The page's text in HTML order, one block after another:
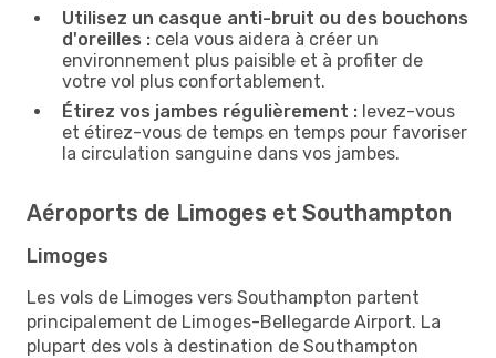
Utilisez un casque anti-bruit ou des bouchons
d'oreilles : cela vous aidera à créer un
environnement plus paisible et à profiter de
votre vol plus confortablement.
Étirez vos jambes régulièrement : levez-vous
et étirez-vous de temps en temps pour favoriser
la circulation sanguine dans vos jambes.
Aéroports de Limoges et Southampton
Limoges
Les vols de Limoges vers Southampton partent
principalement de Limoges-Bellegarde Airport. La
plupart des vols à destination de Southampton